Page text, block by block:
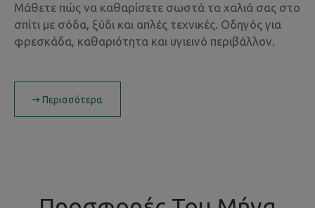
Μάθετε πώς να καθαρίσετε σωστά τα χαλιά σας στο
σπίτι με σόδα, ξύδι και απλές τεχνικές. Οδηγός για
φρεσκάδα, καθαριότητα και υγιεινό περιβάλλον.
Περισσότερα